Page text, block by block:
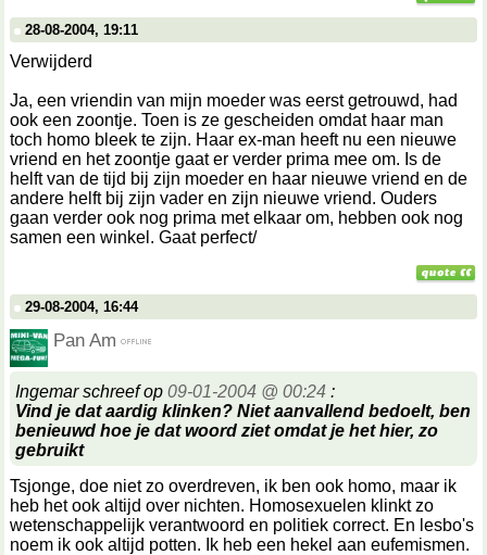
28-08-2004, 19:11
Verwijderd
Ja, een vriendin van mijn moeder was eerst getrouwd, had
ook een zoontje. Toen is ze gescheiden omdat haar man
toch homo bleek te zijn. Haar ex-man heeft nu een nieuwe
vriend en het zoontje gaat er verder prima mee om. Is de
helft van de tijd bij zijn moeder en haar nieuwe vriend en de
andere helft bij zijn vader en zijn nieuwe vriend. Ouders
gaan verder ook nog prima met elkaar om, hebben ook nog
samen een winkel. Gaat perfect/
29-08-2004, 16:44
Pan Am
Ingemar schreef op 09-01-2004 @ 00:24 :
Vind je dat aardig klinken? Niet aanvallend bedoelt, ben
benieuwd hoe je dat woord ziet omdat je het hier, zo
gebruikt
Tsjonge, doe niet zo overdreven, ik ben ook homo, maar ik
heb het ook altijd over nichten. Homosexuelen klinkt zo
wetenschappelijk verantwoord en politiek correct. En lesbo's
noem ik ook altijd potten. Ik heb een hekel aan eufemismen.